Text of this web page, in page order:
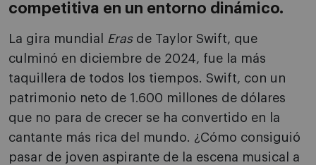
competitiva en un entorno dinámico.
La gira mundial Erasde Taylor Swift, que
culminó en diciembre de 2024, fue la más
taquillera de todos los tiempos. Swift, con un
patrimonio neto de 1.600 millones de dólares
que no para de crecer se ha convertido en la
cantante más rica del mundo. ¿Cómo consiguió
pasar de joven aspirante de la escena musical a